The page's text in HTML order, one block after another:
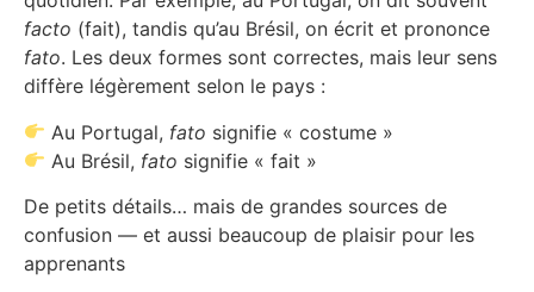
facto (fait), tandis qu’au Brésil, on écrit et prononce
fato. Les deux formes sont correctes, mais leur sens
diffère légèrement selon le pays :
Au Portugal, fato signifie « costume »
Au Brésil, fato signifie « fait »
De petits détails… mais de grandes sources de
confusion — et aussi beaucoup de plaisir pour les
apprenants